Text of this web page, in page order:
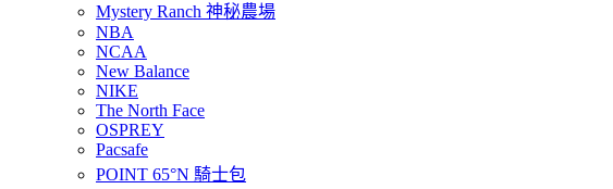
Mystery Ranch 神秘農場
NBA
NCAA
New Balance
NIKE
The North Face
OSPREY
Pacsafe
POINT 65°N 騎士包